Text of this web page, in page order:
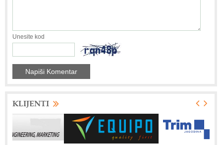
Unesite kod
KLIJENTI